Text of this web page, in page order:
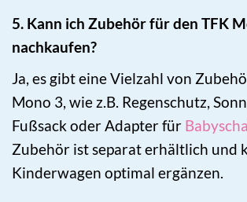
5. Kann ich Zubehör für den TFK
nachkaufen?
Ja, es gibt eine Vielzahl von
Mono 3, wie z.B. Regenschutz,
Fußsack oder Adapter für
Zubehör ist separat erhältlich und
Kinderwagen optimal ergänzen.